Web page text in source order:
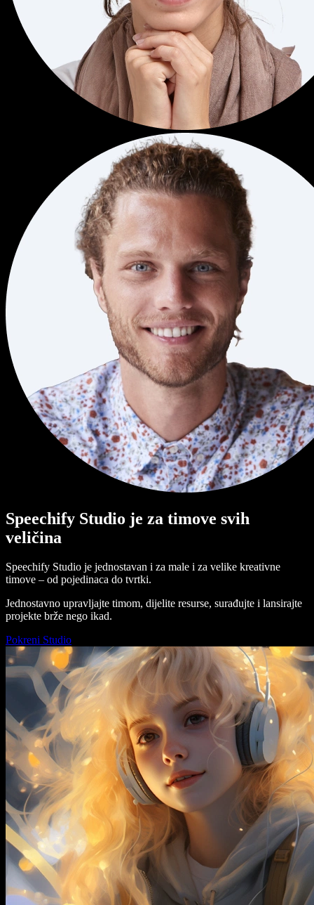
Speechify Studio je za timove svih
veličina
Speechify Studio je jednostavan i za male i za velike kreativne
timove – od pojedinaca do tvrtki.
Jednostavno upravljajte timom, dijelite resurse, surađujte i lansirajte
projekte brže nego ikad.
Pokreni Studio